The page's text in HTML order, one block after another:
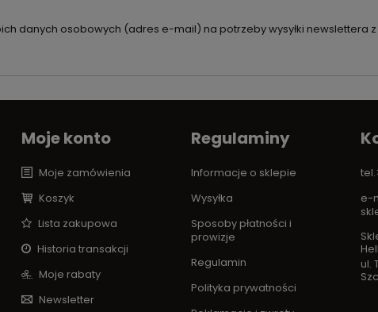
danych osobowych (adres e-mail) na potrzeby wysyłki newslettera
Moje konto
Moje zamówienia
Koszyk
Lista zakupowa
Historia transakcji
Moje rabaty
Newsletter
Regulaminy
Informacje o sklepie
Wysyłka
Sposoby płatności i
prowizje
Regulamin
Polityka prywatności
e-
ul.